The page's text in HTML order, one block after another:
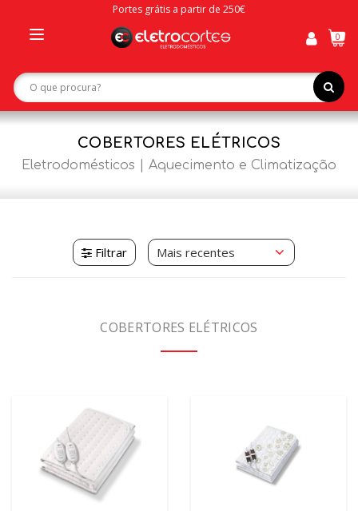
Portes grátis a partir de 250€
navigation
0
COBERTORES ELÉTRICOS
Eletrodomésticos Aquecimento e Climatização
Filtrar
COBERTORES ELÉTRICOS